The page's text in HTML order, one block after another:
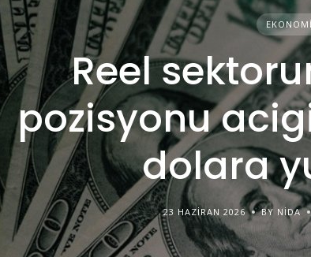
EKONOMI
Reel
pozisyonu
dolara
23 HAZIRAN 2026 BY NIDA